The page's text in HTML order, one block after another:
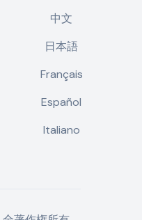
中文
日本語
Français
Español
Italiano